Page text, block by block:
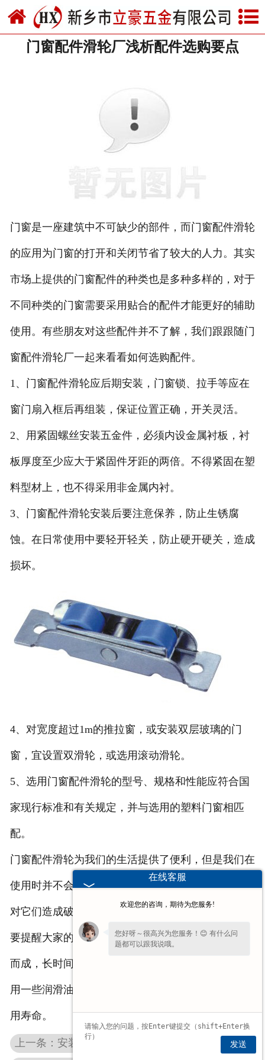
网站首页
关于我们
联系我们
门窗配件滑轮厂浅析配件选购要点
门窗是一座建筑中不可缺少的部件，而门窗配件滑轮
的应用为门窗的打开和关闭节省了较大的人力。其实
市场上提供的门窗配件的种类也是多种多样的，对于
不同种类的门窗需要采用贴合的配件才能更好的辅助
使用。有些朋友对这些配件并不了解，我们跟跟随门
窗配件滑轮厂一起来看看如何选购配件。
1、门窗配件滑轮应后期安装，门窗锁、拉手等应在
窗门扇入框后再组装，保证位置正确，开关灵活。
2、用紧固螺丝安装五金件，必须内设金属衬板，衬
板厚度至少应大于紧固件牙距的两倍。不得紧固在塑
料型材上，也不得采用非金属内衬。
3、门窗配件滑轮安装后要注意保养，防止生锈腐
蚀。在日常使用中要轻开轻关，防止硬开硬关，造成
损坏。
4、对宽度超过1m的推拉窗，或安装双层玻璃的门
窗，宜设置双滑轮，或选用滚动滑轮。
5、选用门窗配件滑轮的型号、规格和性能应符合国
家现行标准和有关规定，并与选用的塑料门窗相匹
配。
门窗配件滑轮为我们的生活提供了便利，但是我们在
使用时并不会过多的注意它们，有时甚至会不经意间
对它们造成破坏，从而影响门窗的正常闭合。在这里
要提醒大家的是，有些门窗配件滑轮是采用金属制造
而成，长时间使用后若是出现卡死或生锈现象可以使
用一些润滑油对其保养，这样也有助于延长配件的使
用寿命。
上一条：安装移动门窗滑轮的前期工作
在线客服
欢迎您的咨询，期待为您服务!
您好呀～很高兴为您服务！😊 有什么问
题都可以跟我说哦。
发送